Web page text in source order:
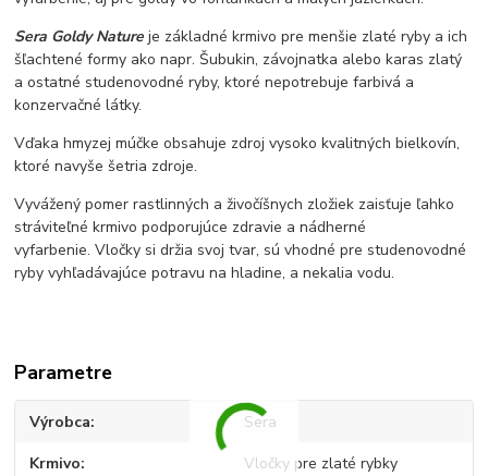
Sera Goldy Natureje základné krmivo pre menšie zlaté ryby a ich
šľachtené formy ako napr. Šubukin, závojnatka alebo karas zlatý
a ostatné studenovodné ryby, ktoré nepotrebuje farbivá a
konzervačné látky.
Vďaka hmyzej múčke obsahuje zdroj vysoko kvalitných bielkovín,
ktoré navyše šetria zdroje.
Vyvážený pomer rastlinných a živočíšnych zložiek zaisťuje ľahko
stráviteľné krmivo podporujúce zdravie a nádherné
vyfarbenie. Vločky si držia svoj tvar, sú vhodné pre studenovodné
ryby vyhľadávajúce potravu na hladine, a nekalia vodu.
Parametre
Výrobca Sera
Krmivo Vločky pre zlaté rybky